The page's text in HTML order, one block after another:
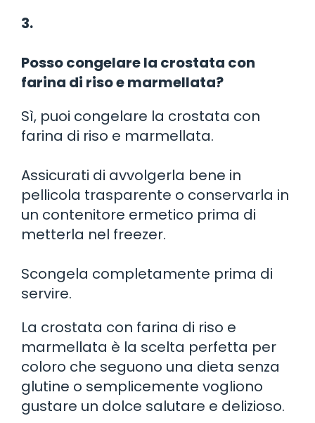
3.
Posso congelare la crostata con
farina di riso e marmellata?
Sì, puoi congelare la crostata con
farina di riso e marmellata.
Assicurati di avvolgerla bene in
pellicola trasparente o conservarla in
un contenitore ermetico prima di
metterla nel freezer.
Scongela completamente prima di
servire.
La crostata con farina di riso e
marmellata è la scelta perfetta per
coloro che seguono una dieta senza
glutine o semplicemente vogliono
gustare un dolce salutare e delizioso.